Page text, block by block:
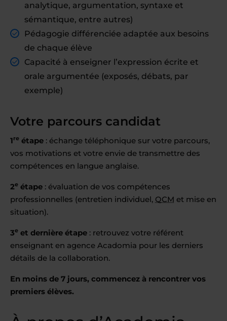
analytique, argumentation, syntaxe et
sémantique, entre autres)
Pédagogie différenciée adaptée aux besoins
de chaque élève
Capacité à enseigner l’expression écrite et
orale argumentée (exposés, débats, par
exemple)
Votre parcours candidat
1re étape : échange téléphonique sur votre parcours,
vos motivations et votre envie de transmettre des
compétences en langue anglaise.
2e étape : évaluation de vos compétences
professionnelles (entretien individuel, QCM et mise en
situation).
3e et dernière étape : retrouvez votre référent
enseignant en agence Acadomia pour les derniers
détails de la collaboration.
En moins de 7 jours, commencez à rencontrer vos
premiers élèves.